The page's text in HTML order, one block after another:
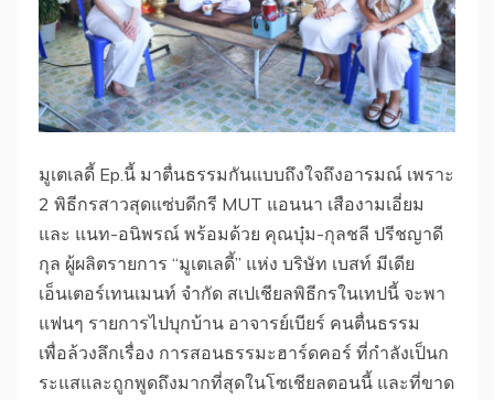
มูเตเลดี้ Ep.นี้ มาตื่นธรรมกันแบบถึงใจถึงอารมณ์ เพราะ
2 พิธีกรสาวสุดแซ่บดีกรี MUT แอนนา เสืองามเอี่ยม
และ แนท-อนิพรณ์ พร้อมด้วย คุณบุ๋ม-กุลชลี ปรีชญาดี
กุล ผู้ผลิตรายการ “มูเตเลดี้” แห่ง บริษัท เบสท์ มีเดีย
เอ็นเตอร์เทนเมนท์ จำกัด สเปเชียลพิธีกรในเทปนี้ จะพา
แฟนๆ รายการไปบุกบ้าน อาจารย์เบียร์ คนตื่นธรรม
เพื่อล้วงลึกเรื่อง การสอนธรรมะฮาร์ดคอร์ ที่กำลังเป็นก
ระแสและถูกพูดถึงมากที่สุดในโซเชียลตอนนี้ และที่ขาด